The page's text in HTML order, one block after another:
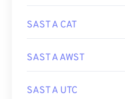
SAST A CAT
SAST A AWST
SAST A UTC